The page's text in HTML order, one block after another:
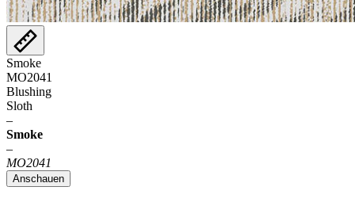
Smoke
MO2041
Blushing
Sloth
–
Smoke
–
MO2041
Anschauen